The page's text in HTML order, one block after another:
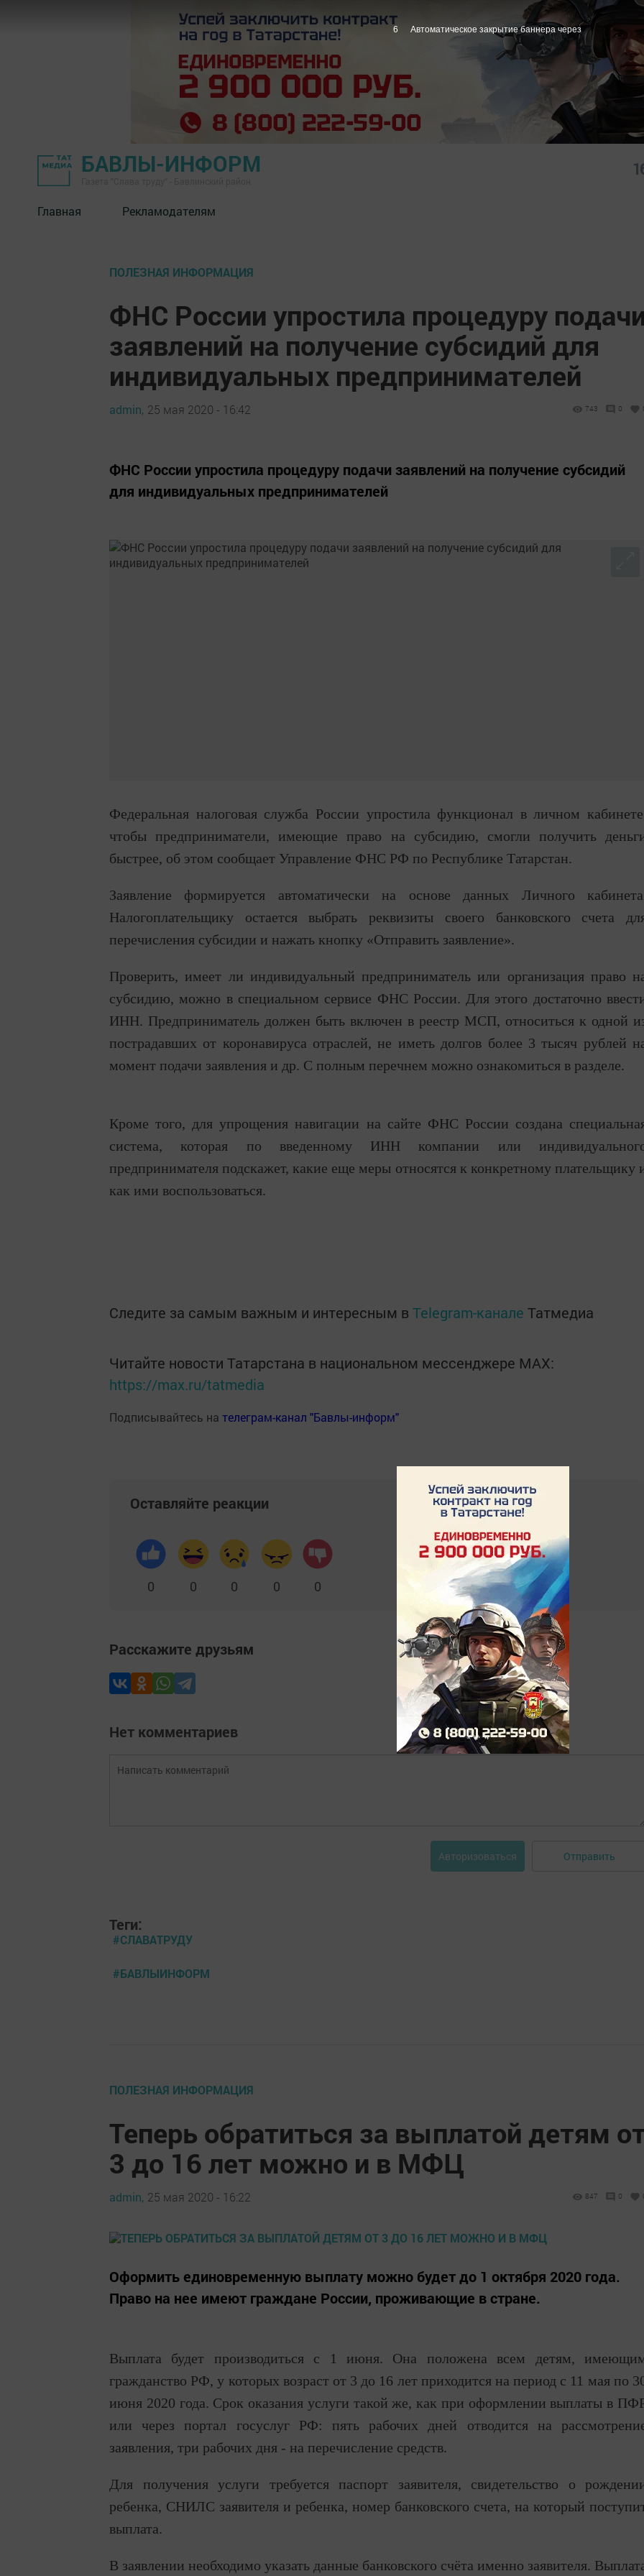
БАВЛЫ-ИНФОРМ
Главная Рекламодателям
ПОЛЕЗНАЯ ИНФОРМАЦИЯ
ФНС России упростила процедуру
заявлений на получение субсидий для
индивидуальных предпринимателей
admin, 25 мая 2020 - 16:42 743 0
ФНС России упростила процедуру подачи заявлений на получение субсидий
для индивидуальных предпринимателей
Федеральная налоговая служба России упростила функционал в личном
чтобы предприниматели, имеющие право на субсидию, смогли получить
быстрее, об этом сообщает Управление ФНС РФ по Республике Татарстан.
Заявление формируется автоматически на основе данных Личного
Налогоплательщику остается выбрать реквизиты своего банковского счета
перечисления субсидии и нажать кнопку «Отправить заявление».
Проверить, имеет ли индивидуальный предприниматель или организация право
субсидию, можно в специальном сервисе ФНС России. Для этого достаточно
ИНН. Предприниматель должен быть включен в реестр МСП, относиться к одной
пострадавших от коронавируса отраслей, не иметь долгов более 3 тысяч рублей
момент подачи заявления и др. С полным перечнем можно ознакомиться в разделе.
Кроме того, для упрощения навигации на сайте ФНС России создана
система, которая по введенному ИНН компании или
предпринимателя подскажет, какие еще меры относятся к конкретному плательщику
как ими воспользоваться.
Следите за самым важным и интересным в Telegram-канале Татмедиа
Читайте новости Татарстана в национальном мессенджере MАХ:
https://max.ru/tatmedia
Подписывайтесь на телеграм-канал "Бавлы-информ"
Оставляйте реакции
0 0 0 0 0
Расскажите друзьям
Нет комментариев
Авторизоваться Отправить
Теги:
#СЛАВАТРУДУ
#БАВЛЫИНФОРМ
ПОЛЕЗНАЯ ИНФОРМАЦИЯ
Теперь обратиться за выплатой детям
3 до 16 лет можно и в МФЦ
admin, 25 мая 2020 - 16:22 847 0
Оформить единовременную выплату можно будет до 1 октября 2020 года.
Право на нее имеют граждане России, проживающие в стране.
Выплата будет производиться с 1 июня. Она положена всем детям,
гражданство РФ, у которых возраст от 3 до 16 лет приходится на период с 11 мая по
июня 2020 года. Срок оказания услуги такой же, как при оформлении выплаты в
или через портал госуслуг РФ: пять рабочих дней отводится на
заявления, три рабочих дня - на перечисление средств.
Для получения услуги требуется паспорт заявителя, свидетельство о
ребенка, СНИЛС заявителя и ребенка, номер банковского счета, на который
выплата.
В заявлении необходимо указать данные банковского счёта именно заявителя.
5 Автоматическое закрытие баннера через